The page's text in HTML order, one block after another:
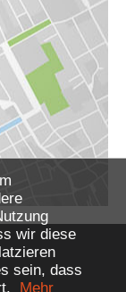
wir diese
sein, dass
Mehr